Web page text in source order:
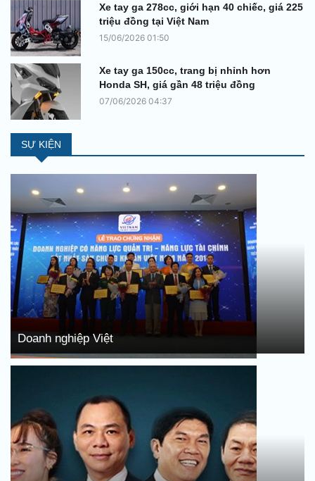
Xe tay ga 278cc, giới hạn 40 chiếc, giá 225
triệu đồng tại Việt Nam
15/06/2026 01:50
Xe tay ga 150cc, trang bị nhỉnh hơn
Honda SH, giá gần 48 triệu đồng
07/06/2026 04:37
SỰ KIỆN
Doanh nghiệp Việt